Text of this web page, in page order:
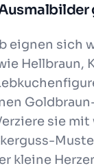
eignen sich
Hellbraun,
sie
kleine